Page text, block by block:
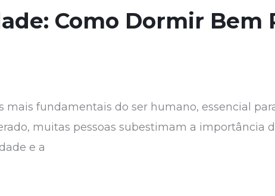
Como Dormir Bem
mais fundamentais do ser humano, essencial
muitas pessoas subestimam a importância
e a